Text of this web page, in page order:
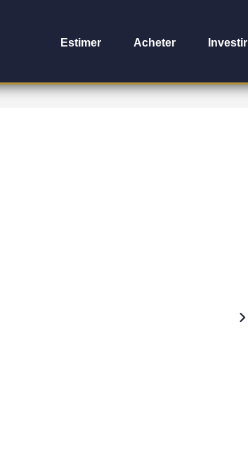
Estimer Acheter Investir